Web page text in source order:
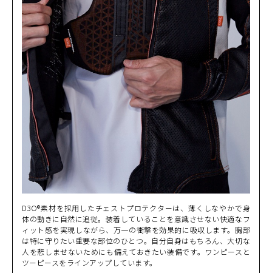
D3O®素材を採用したチェストプロテクターは、薄くしなやかで身
体の動きに自然に追従。装着していることを意識させない快適なフ
ィット感を実現しながら、万一の衝撃を効果的に吸収します。胸部
は特に守りたい重要な部位のひとつ。自分自身はもちろん、大切な
人を悲しませないためにも備えておきたい装備です。ワンピースと
ツーピースをラインアップしています。
iD-WHITE
MW
¥49,500(税込)
カートに入れる
iD-WHITE
L
¥49,500(税込)
カートに入れる
iD-WHITE
(税込)
カートに入れる
(税込)
カートに入れる
LLW
¥49,500 (税込)
カートに入れる
iD-WHITE
3L
¥49,500(税込)
カートに入れる